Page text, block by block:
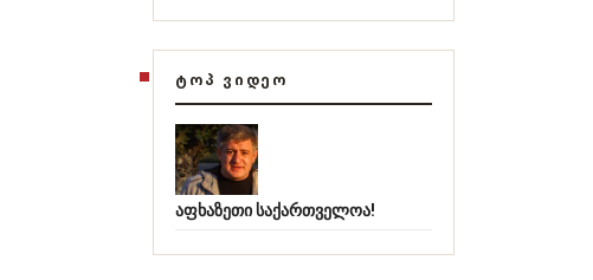
ᲢᲝᲞ ᲕᲘᲓᲔᲝ
აფხაზეთი საქართველოა!